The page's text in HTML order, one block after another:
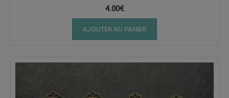
4.00€
AJOUTER AU PANIER